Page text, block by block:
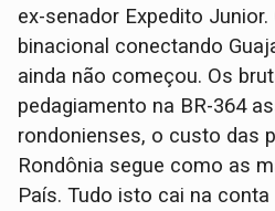
ex-senador Expedito
binacional conectando
ainda não começou. Os
pedagiamento na BR-364
rondonienses, o custo das
Rondônia segue como as
País. Tudo isto cai na